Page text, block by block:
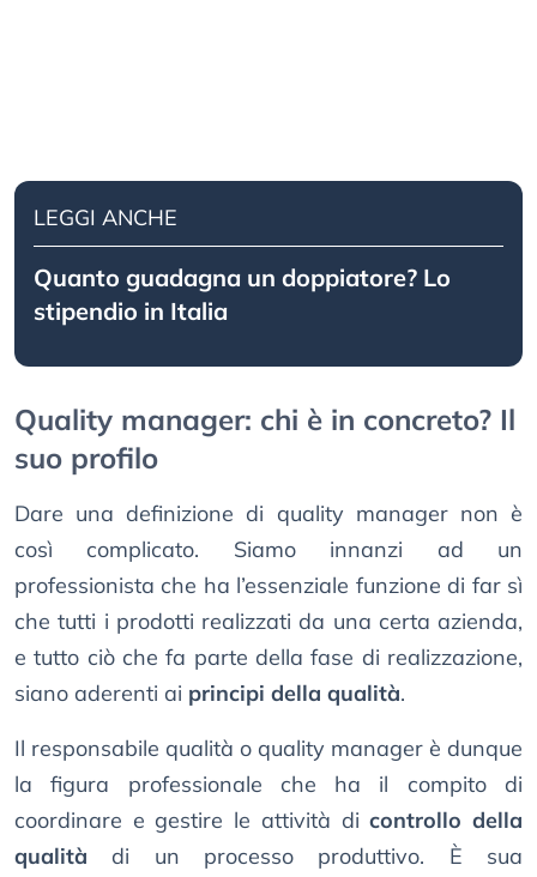
LEGGI ANCHE
Quanto guadagna un doppiatore? Lo
stipendio in Italia
Quality manager: chi è in concreto? Il
suo profilo
Dare una definizione di quality manager non è
così complicato. Siamo innanzi ad un
professionista che ha l’essenziale funzione di far sì
che tutti i prodotti realizzati da una certa azienda,
e tutto ciò che fa parte della fase di realizzazione,
siano aderenti ai principi della qualità.
Il responsabile qualità o quality manager è dunque
la figura professionale che ha il compito di
coordinare e gestire le attività dicontrollo della
qualità di un processo produttivo. È sua